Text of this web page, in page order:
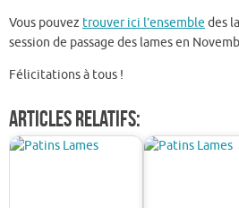
e
b
o
k
w
it
te
ai
l
ta
Vous pouvez trouver ici l’ensemble des
session de passage des lames en
Félicitations à tous !
Articles relatifs: